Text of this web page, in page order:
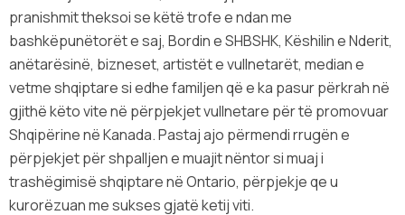
pranishmit theksoi se këtë trofe e ndan me
bashkëpunëtorët e saj, Bordin e SHBSHK, Këshilin e Nderit,
anëtarësinë, bizneset, artistët e vullnetarët, median e
vetme shqiptare si edhe familjen që e ka pasur përkrah në
gjithë këto vite në përpjekjet vullnetare për të promovuar
Shqipërine në Kanada. Pastaj ajo përmendi rrugën e
përpjekjet për shpalljen e muajit nëntor si muaj i
trashëgimisë shqiptare në Ontario, përpjekje qe u
kurorëzuan me sukses gjatë ketij viti.